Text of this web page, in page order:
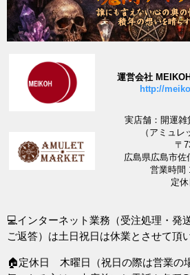
運営会社
http://
実店舗：開運
（アミュレ
〒
広島県広島市佐
営業時間
定
💻インターネット業務（受注処理・発
ご返答）は土日祝日は休業とさせて頂
🏠定休日 木曜日（祝日の際は営業の